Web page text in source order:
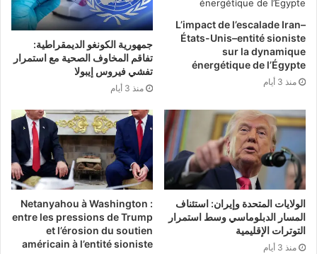
L’impact de l’escalade Iran–
États-Unis–entité sioniste
sur la dynamique
énergétique de l’Égypte
منذ 3 أيام
جمهورية الكونغو الديمقراطية:
تفاقم المخاوف الصحية مع استمرار
تفشي فيروس إيبولا
منذ 3 أيام
الولايات المتحدة وإيران: استئناف
المسار الدبلوماسي وسط استمرار
التوترات الإقليمية
منذ 3 أيام
Netanyahou à Washington :
entre les pressions de Trump
et l’érosion du soutien
américain à l’entité sioniste